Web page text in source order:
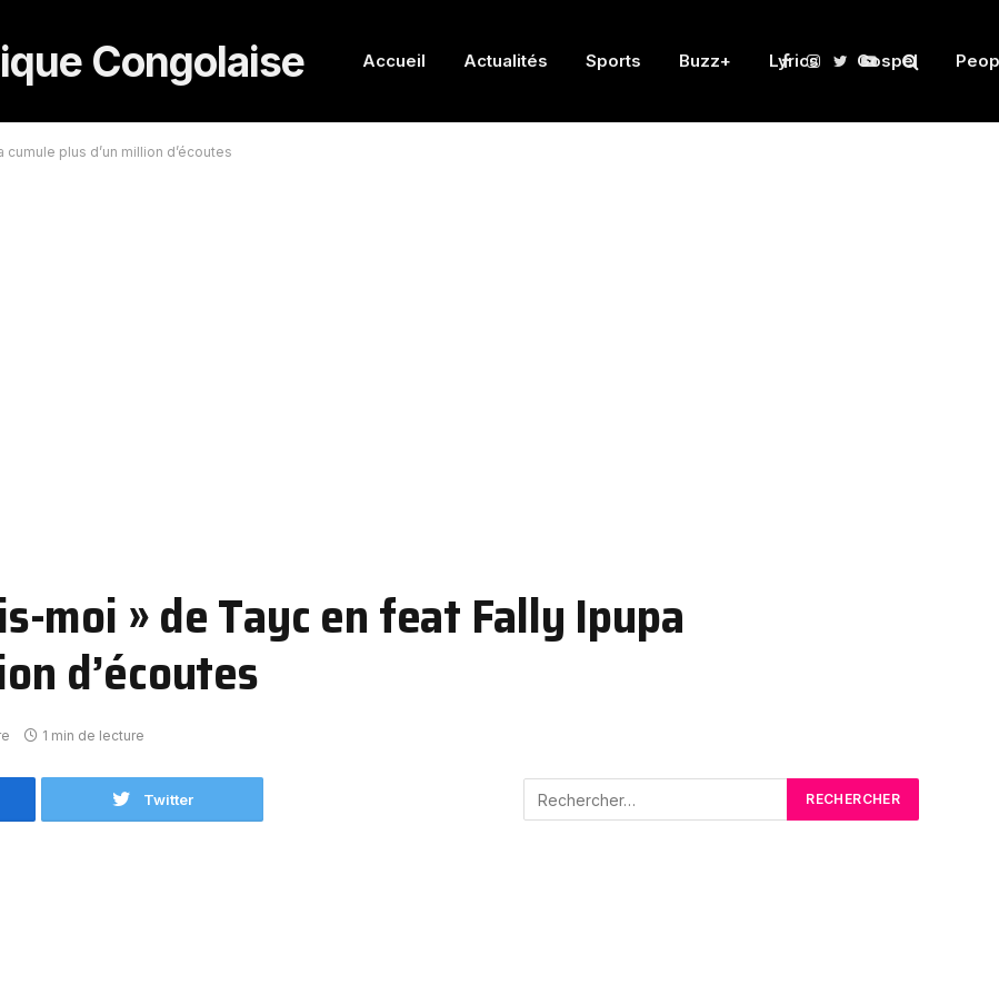
Accueil Actualités Sports Buzz+ Lyrics Gospel
Facebook
Instagram
TwitterYouTube
plus d’un million d’écoutes
moi » de Tayc en feat Fally Ipupa
d’écoutes
1 min de lecture
Twitter